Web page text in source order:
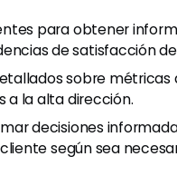
para obtener
de satisfacción
sobre métricas
a la alta dirección.
decisiones
según sea